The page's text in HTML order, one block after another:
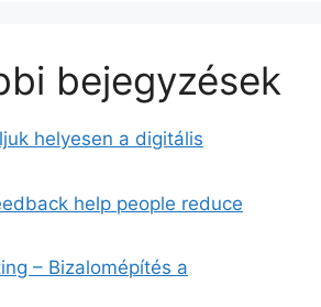
bejegyzések
helyesen a digitális
help people reduce
– Bizalomépítés a